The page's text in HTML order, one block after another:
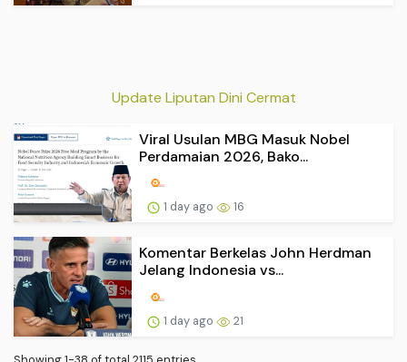
Update Liputan Dini Cermat
Viral Usulan MBG Masuk Nobel
Perdamaian 2026, Bako...
1 day ago 16
Komentar Berkelas John Herdman
Jelang Indonesia vs...
1 day ago 21